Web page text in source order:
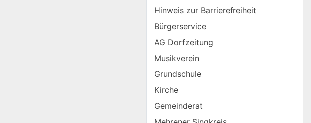
Hinweis zur Barrierefreiheit
Bürgerservice
AG Dorfzeitung
Musikverein
Grundschule
Kirche
Gemeinderat